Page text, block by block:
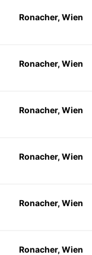
Ronacher, Wien
Ronacher, Wien
Ronacher, Wien
Ronacher, Wien
Ronacher, Wien
Ronacher, Wien